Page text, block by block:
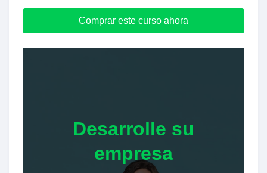
Comprar este curso ahora
Desarrolle su
empresa